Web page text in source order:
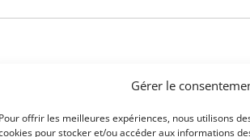
Gérer le
Pour offrir les meilleures expériences, nous utilisons
pour stocker et/ou accéder aux informations